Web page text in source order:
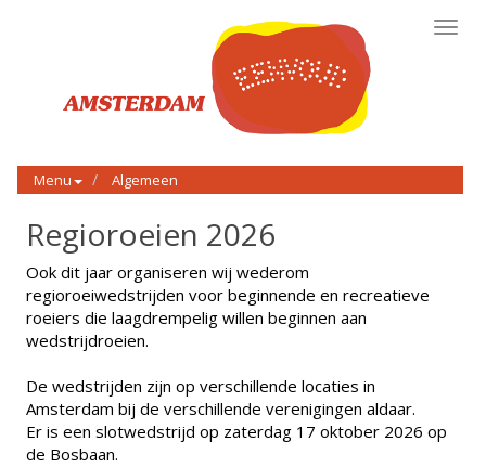
Menu Algemeen
Regioroeien 2026
Ook dit jaar organiseren wij wederom
regioroeiwedstrijden voor beginnende en recreatieve
roeiers die laagdrempelig willen beginnen aan
wedstrijdroeien.
De wedstrijden zijn op verschillende locaties in
Amsterdam bij de verschillende verenigingen aldaar.
Er is een slotwedstrijd op zaterdag 17 oktober 2026 op
de Bosbaan.